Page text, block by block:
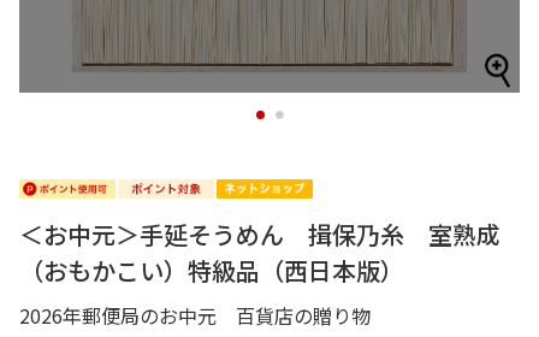
1 2
＜お中元＞手延そうめん 揖保乃糸 室熟成
（おもかこい）特級品（西日本版）
2026年郵便局のお中元 百貨店の贈り物